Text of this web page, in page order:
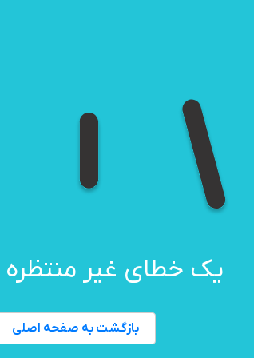
یک خطای غیر منتظره
بازگشت به صفحه اصلی